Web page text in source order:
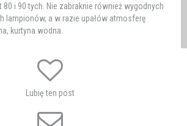
i 90 tych. Nie zabraknie również wygodnych
lampionów, a w razie upałów atmosferę
kurtyna wodna.
widowiskową ChDK.
Skarpa" dofinansowano z Miejskiego
i Rozwiązywania Problemów Alkoholowych
Lubię ten post